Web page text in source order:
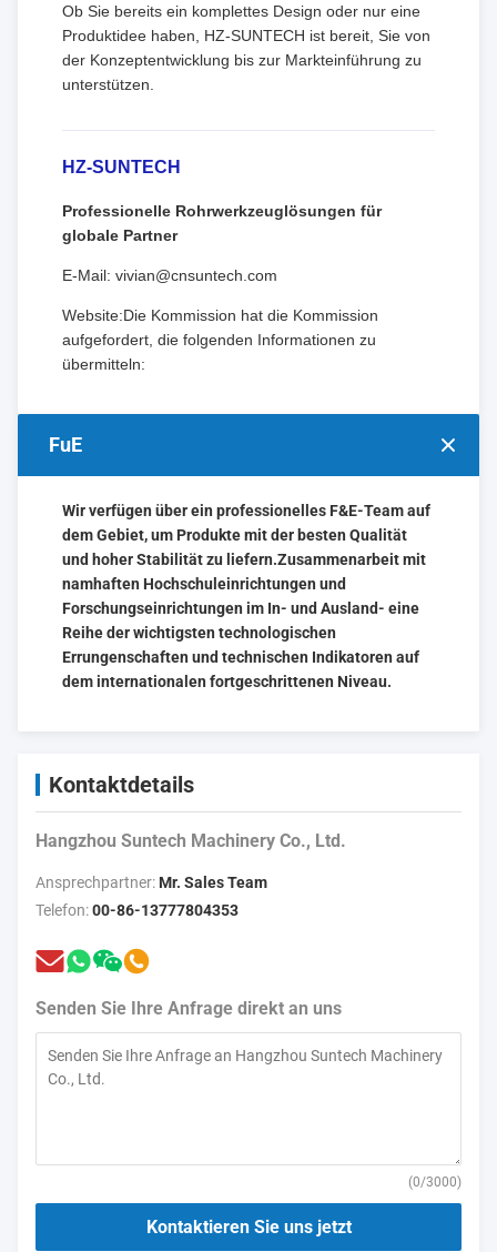
Ob Sie bereits ein komplettes Design oder nur eine
Produktidee haben, HZ-SUNTECH ist bereit, Sie von
der Konzeptentwicklung bis zur Markteinführung zu
unterstützen.
HZ-SUNTECH
Professionelle Rohrwerkzeuglösungen für
globale Partner
E-Mail: vivian@cnsuntech.com
Website:Die Kommission hat die Kommission
aufgefordert, die folgenden Informationen zu
übermitteln:
FuE
Wir verfügen über ein professionelles F&E-Team auf
dem Gebiet, um Produkte mit der besten Qualität
und hoher Stabilität zu liefern.Zusammenarbeit mit
namhaften Hochschuleinrichtungen und
Forschungseinrichtungen im In- und Ausland- eine
Reihe der wichtigsten technologischen
Errungenschaften und technischen Indikatoren auf
dem internationalen fortgeschrittenen Niveau.
Kontaktdetails
Hangzhou Suntech Machinery Co., Ltd.
Ansprechpartner: Mr. Sales Team
Telefon:00-86-13777804353
Senden Sie Ihre Anfrage direkt an uns
(0/3000)
Kontaktieren Sie uns jetzt